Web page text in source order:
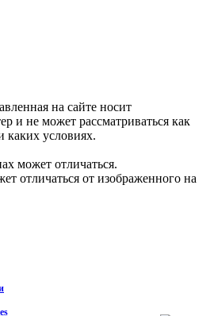
на сайте носит
и не может рассматриваться как
каких условиях.
может отличаться.
отличаться от изображенного на